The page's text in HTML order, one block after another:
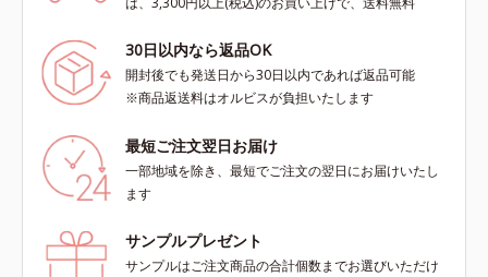
30日以内なら返品OK
開封後でも発送日から30日以内であれば返品可能
※商品返送料はオルビスが負担いたします
最短ご注文翌日お届け
一部地域を除き、最短でご注文の翌日にお届けいたし
ます
サンプルプレゼント
サンプルはご注文商品の合計個数までお選びいただけ